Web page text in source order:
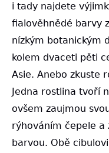
i tady najdete
fialověhnědé barvy
nízkým botanickým
kolem dvaceti pěti
Asie. Anebo zkuste
Jedna rostlina tvoří
ovšem zaujmou
rýhováním čepele a
barvou. Obě